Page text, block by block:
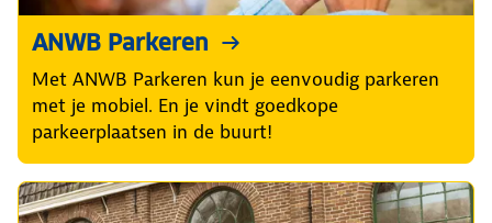
ANWB Parkeren
Met ANWB Parkeren kun je eenvoudig parkeren
met je mobiel. En je vindt goedkope
parkeerplaatsen in de buurt!